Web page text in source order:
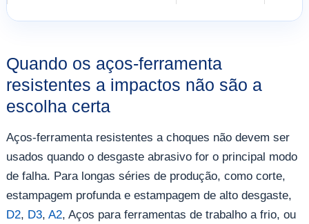
Quando os aços-ferramenta
resistentes a impactos não são a
escolha certa
Aços-ferramenta resistentes a choques não devem ser
usados quando o desgaste abrasivo for o principal modo
de falha. Para longas séries de produção, como corte,
estampagem profunda e estampagem de alto desgaste,
D2, D3, A2, Aços para ferramentas de trabalho a frio, ou